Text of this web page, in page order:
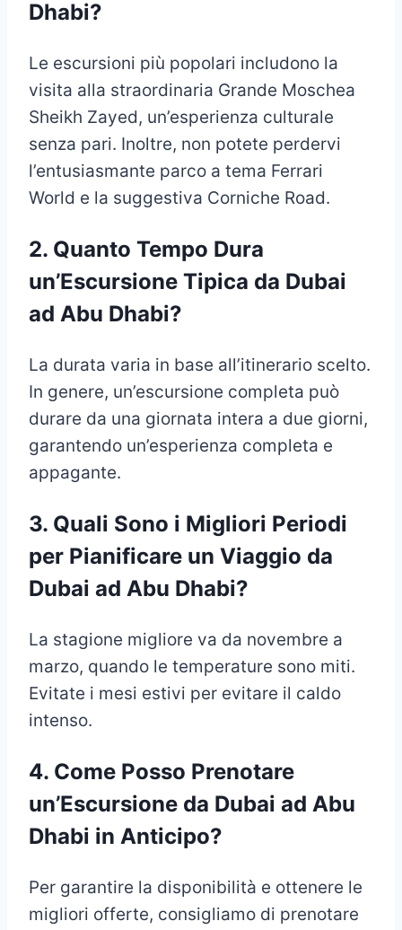
Dhabi?
Le escursioni più popolari includono la
visita alla straordinaria Grande Moschea
Sheikh Zayed, un’esperienza culturale
senza pari. Inoltre, non potete perdervi
l’entusiasmante parco a tema Ferrari
World e la suggestiva Corniche Road.
2. Quanto Tempo Dura
un’Escursione Tipica da Dubai
ad Abu Dhabi?
La durata varia in base all’itinerario scelto.
In genere, un’escursione completa può
durare da una giornata intera a due giorni,
garantendo un’esperienza completa e
appagante.
3. Quali Sono i Migliori Periodi
per Pianificare un Viaggio da
Dubai ad Abu Dhabi?
La stagione migliore va da novembre a
marzo, quando le temperature sono miti.
Evitate i mesi estivi per evitare il caldo
intenso.
4. Come Posso Prenotare
un’Escursione da Dubai ad Abu
Dhabi in Anticipo?
Per garantire la disponibilità e ottenere le
migliori offerte, consigliamo di prenotare